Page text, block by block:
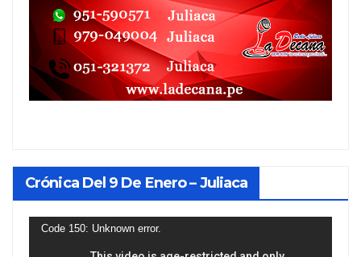
Crónica Del 9 De Enero – Juliaca
Reproductor
Code 150: Unknown error.